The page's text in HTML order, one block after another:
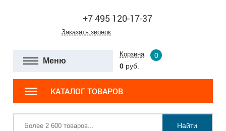
+7 495 120-17-37
Заказать звонок
Меню
Корзина
0
0 руб.
КАТАЛОГ ТОВАРОВ
Найти